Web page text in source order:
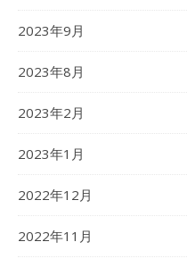
2023年9月
2023年8月
2023年2月
2023年1月
2022年12月
2022年11月